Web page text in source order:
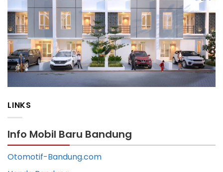
LINKS
Info Mobil Baru Bandung
Otomotif-Bandung.com